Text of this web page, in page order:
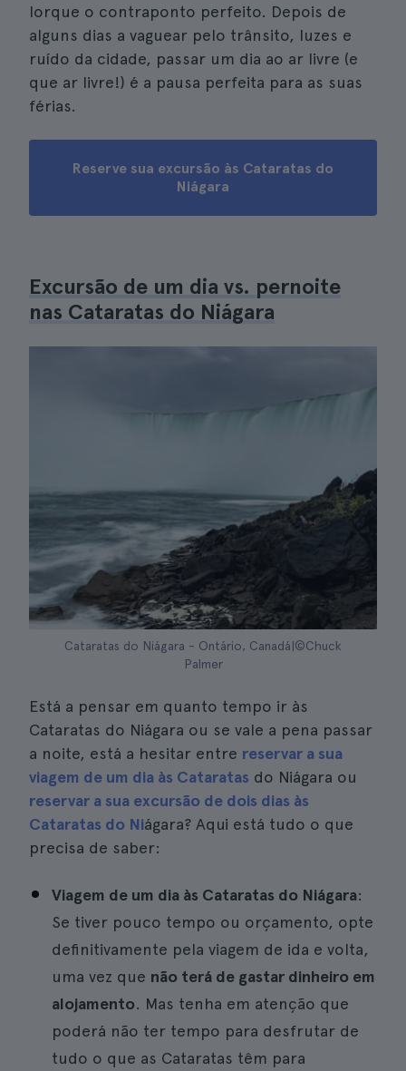
Iorque o contraponto perfeito. Depois de
alguns dias a vaguear pelo trânsito, luzes e
ruído da cidade, passar um dia ao ar livre (e
que ar livre!) é a pausa perfeita para as suas
férias.
Reserve sua excursão às Cataratas do
Niágara
Excursão de um dia vs. pernoite
nas Cataratas do Niágara
Cataratas do Niágara - Ontário, Canadá|©Chuck
Palmer
Está a pensar em quanto tempo ir às
Cataratas do Niágara ou se vale a pena passar
a noite, está a hesitar entre reservar a sua
viagem de um dia às Cataratas do Niágara ou
reservar a sua excursão de dois dias às
Cataratas do Niágara? Aqui está tudo o que
precisa de saber:
Viagem de um dia às Cataratas do Niágara:
Se tiver pouco tempo ou orçamento, opte
definitivamente pela viagem de ida e volta,
uma vez que não terá de gastar dinheiro em
alojamento. Mas tenha em atenção que
poderá não ter tempo para desfrutar de
tudo o que as Cataratas têm para